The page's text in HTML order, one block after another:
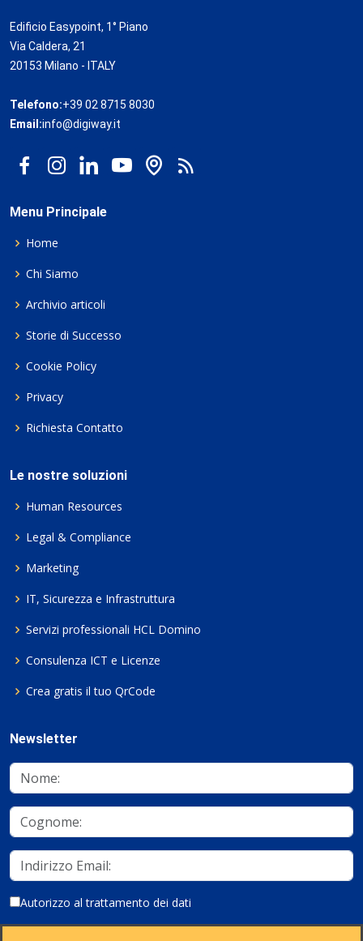
Edificio Easypoint, 1° Piano
Via Caldera, 21
20153 Milano - ITALY
Telefono:+39 02 8715 8030
Email:info@digiway.it
Menu Principale
Home
Chi Siamo
Archivio articoli
Storie di Successo
Cookie Policy
Privacy
Richiesta Contatto
Le nostre soluzioni
Human Resources
Legal & Compliance
Marketing
IT, Sicurezza e Infrastruttura
Servizi professionali HCL Domino
Consulenza ICT e Licenze
Crea gratis il tuo QrCode
Newsletter
Autorizzo al trattamento dei dati